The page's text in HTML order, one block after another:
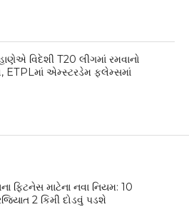
વિદેશી T20 લીગમાં રમવાનો
ETPLમાં એમ્સ્ટરડેમ ફ્લેમ્સમાં
ફિટનેસ માટેના નવા નિયમ: 10
2 કિમી દોડવું પડશે